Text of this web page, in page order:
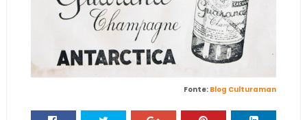
Fonte: Blog Culturaman